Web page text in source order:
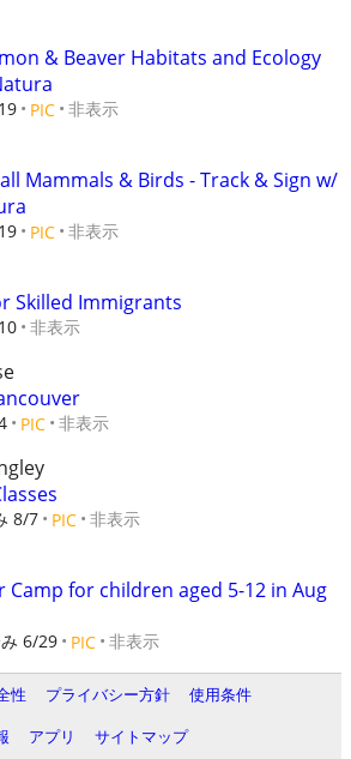
& Beaver Habitats and Ecology
PIC 非表示
Mammals & Birds - Track & Sign w/
PIC 非表示
Skilled Immigrants
非表示
PIC 非表示
8/7 PIC 非表示
Camp for children aged 5-12 in Aug
6/29 PIC 非表示
性 プライバシー方針
使用条件
アプリ サイトマップ